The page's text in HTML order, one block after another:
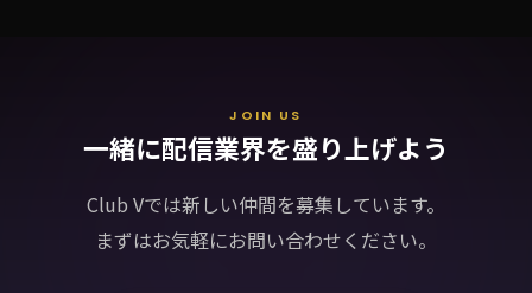
JOIN US
一緒に配信業界を盛り上げよう
Club Vでは新しい仲間を募集しています。
まずはお気軽にお問い合わせください。